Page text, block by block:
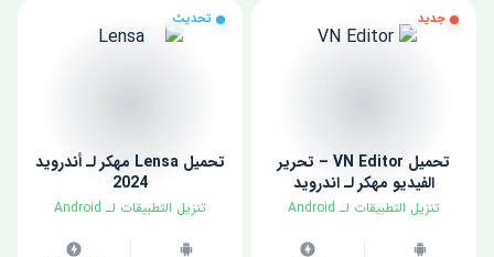
جديد
تحميل VN Editor – تحرير
الفيديو مهكر لـ اندرويد
​تنزيل التطبيقات لـ ​Android
تحديث
تحميل Lensa مهكر لـ أندرويد
2024
​تنزيل التطبيقات لـ ​Android